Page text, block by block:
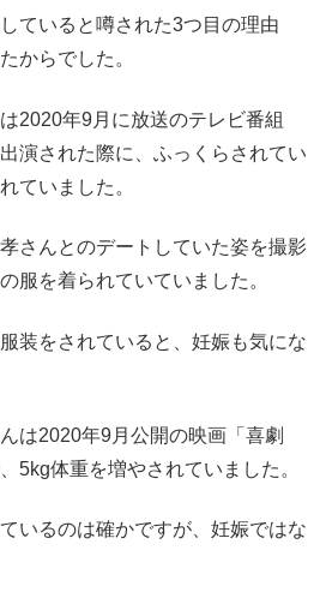
ていると噂された3つ目の理由
からでした。
2020年9月に放送のテレビ番組
演された際に、ふっくらされてい
ていました。
さんとのデートしていた姿を撮影
服を着られていていました。
装をされていると、妊娠も気にな
は2020年9月公開の映画「喜劇
5kg体重を増やされていました。
いるのは確かですが、妊娠ではな